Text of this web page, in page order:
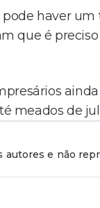
haver
que é
meados de
e não